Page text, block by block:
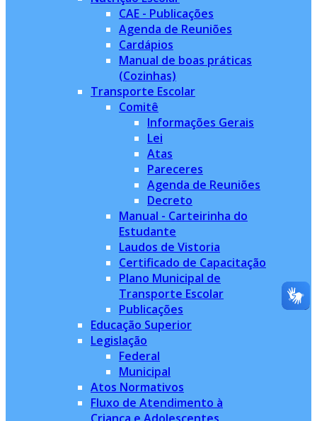
CAE - Publicações
Agenda de Reuniões
Cardápios
Manual de boas práticas
(Cozinhas)
Transporte Escolar
Comitê
Informações Gerais
Lei
Atas
Pareceres
Agenda de Reuniões
Decreto
Manual - Carteirinha do
Estudante
Laudos de Vistoria
Certificado de Capacitação
Plano Municipal de
Transporte Escolar
Publicações
Educação Superior
Legislação
Federal
Municipal
Atos Normativos
Fluxo de Atendimento à